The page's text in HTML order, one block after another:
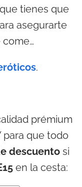
tienes que
asegurarte
come…
.
prémium
para que todo
descuento si
en la cesta: